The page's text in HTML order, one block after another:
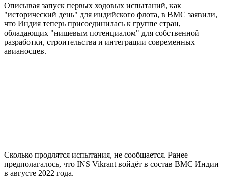
Описывая запуск первых ходовых испытаний, как
"исторический день" для индийского флота, в ВМС заявили,
что Индия теперь присоединилась к группе стран,
обладающих "нишевым потенциалом" для собственной
разработки, строительства и интеграции современных
авианосцев.
Сколько продлятся испытания, не сообщается. Ранее
предполагалось, что INS Vikrant войдёт в состав ВМС Индии
в августе 2022 года.